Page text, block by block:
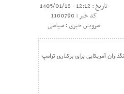
تاریخ : 12:12 - 1405/01/18
کد خبر : 1100790
سرویس خبری : سیاسی